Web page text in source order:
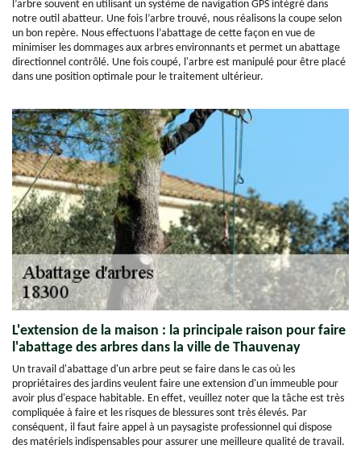
l’arbre souvent en utilisant un système de navigation GPS intégré dans
notre outil abatteur. Une fois l’arbre trouvé, nous réalisons la coupe selon
un bon repère. Nous effectuons l’abattage de cette façon en vue de
minimiser les dommages aux arbres environnants et permet un abattage
directionnel contrôlé. Une fois coupé, l'arbre est manipulé pour être placé
dans une position optimale pour le traitement ultérieur.
L'extension de la maison : la principale raison pour faire
l'abattage des arbres dans la ville de Thauvenay
Un travail d'abattage d'un arbre peut se faire dans le cas où les
propriétaires des jardins veulent faire une extension d'un immeuble pour
avoir plus d'espace habitable. En effet, veuillez noter que la tâche est très
compliquée à faire et les risques de blessures sont très élevés. Par
conséquent, il faut faire appel à un paysagiste professionnel qui dispose
des matériels indispensables pour assurer une meilleure qualité de travail.